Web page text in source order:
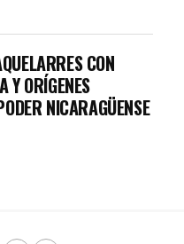
CON
Y ORÍGENES
NICARAGÜENSE